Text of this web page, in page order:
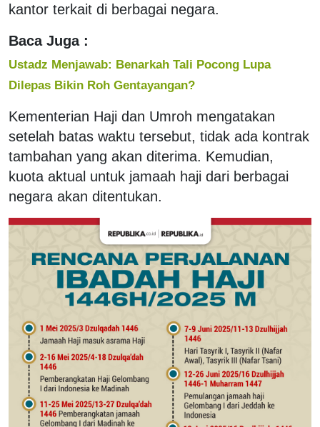
kantor terkait di berbagai negara.
Baca Juga :
Ustadz Menjawab: Benarkah Tali Pocong Lupa
Dilepas Bikin Roh Gentayangan?
Kementerian Haji dan Umroh mengatakan
setelah batas waktu tersebut, tidak ada kontrak
tambahan yang akan diterima. Kemudian,
kuota aktual untuk jamaah haji dari berbagai
negara akan ditentukan.